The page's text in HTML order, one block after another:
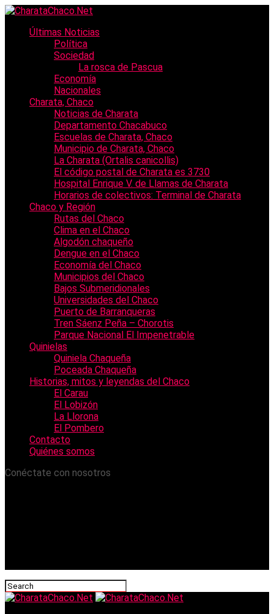
Últimas Noticias
Política
Sociedad
La rosca de Pascua
Economía
Nacionales
Charata, Chaco
Noticias de Charata
Departamento Chacabuco
Escuelas de Charata, Chaco
Municipio de Charata, Chaco
La Charata (Ortalis canicollis)
El código postal de Charata es 3730
Hospital Enrique V. de Llamas de Charata
Horarios de colectivos: Terminal de Charata
Chaco y Región
Rutas del Chaco
Clima en el Chaco
Algodón chaqueño
Dengue en el Chaco
Economía del Chaco
Municipios del Chaco
Bajos Submeridionales
Universidades del Chaco
Puerto de Barranqueras
Tren Sáenz Peña – Chorotis
Parque Nacional El Impenetrable
Quinielas
Quiniela Chaqueña
Poceada Chaqueña
Historias, mitos y leyendas del Chaco
El Carau
El Lobizón
La Llorona
El Pombero
Contacto
Quiénes somos
Conéctate con nosotros